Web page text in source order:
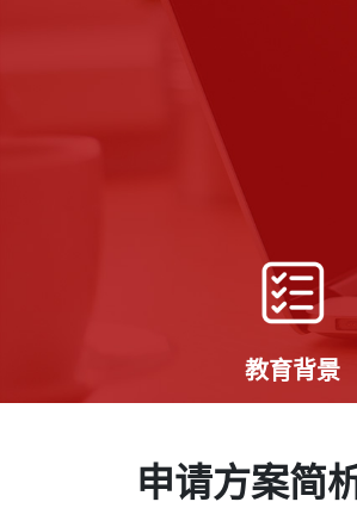
教育背景
学习经历，需提供相应成
申请方案简